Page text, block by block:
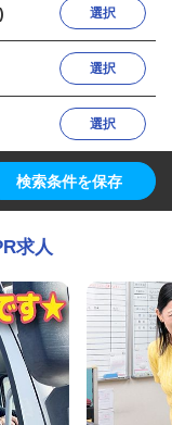
選択
選択
選択
検索条件を保存
求人